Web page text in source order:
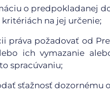
o predpokladanej
na jej určenie;
práva požadovať od
ich vymazanie
spracúvaniu;
sťažnosť dozornému